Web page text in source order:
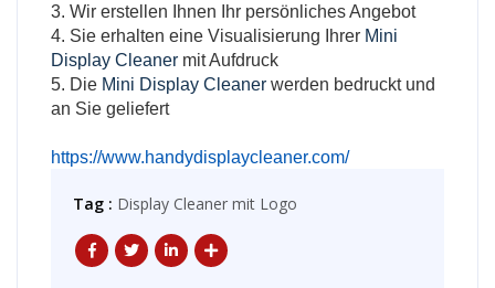
3. Wir erstellen Ihnen Ihr persönliches Angebot
4. Sie erhalten eine Visualisierung Ihrer Mini
Display Cleaner mit Aufdruck
5. Die Mini Display Cleaner werden bedruckt und
an Sie geliefert
https://www.handydisplaycleaner.com/
Tag : Display Cleaner mit Logo